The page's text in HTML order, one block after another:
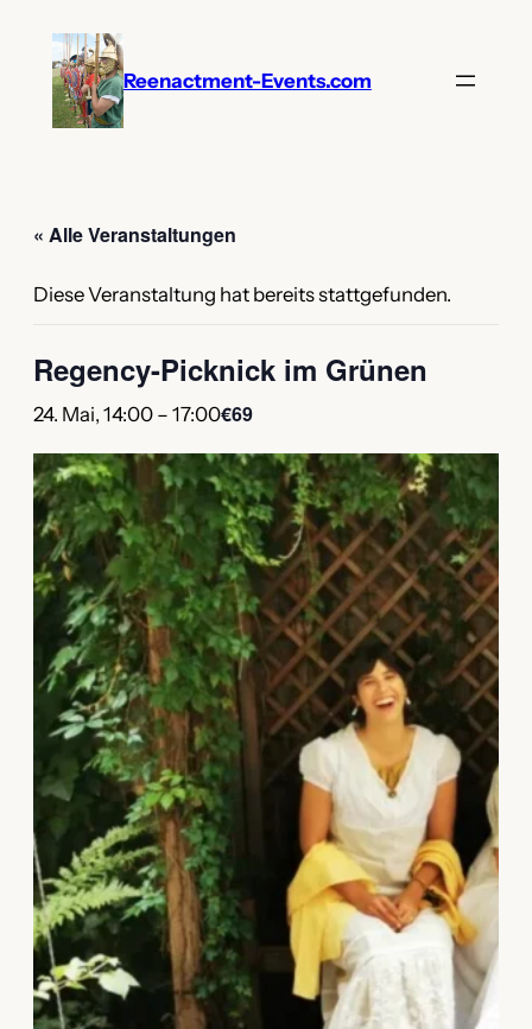
Reenactment-Events.com
« Alle Veranstaltungen
Diese Veranstaltung hat bereits stattgefunden.
Regency-Picknick im Grünen
24. Mai, 14:00 – 17:00€69